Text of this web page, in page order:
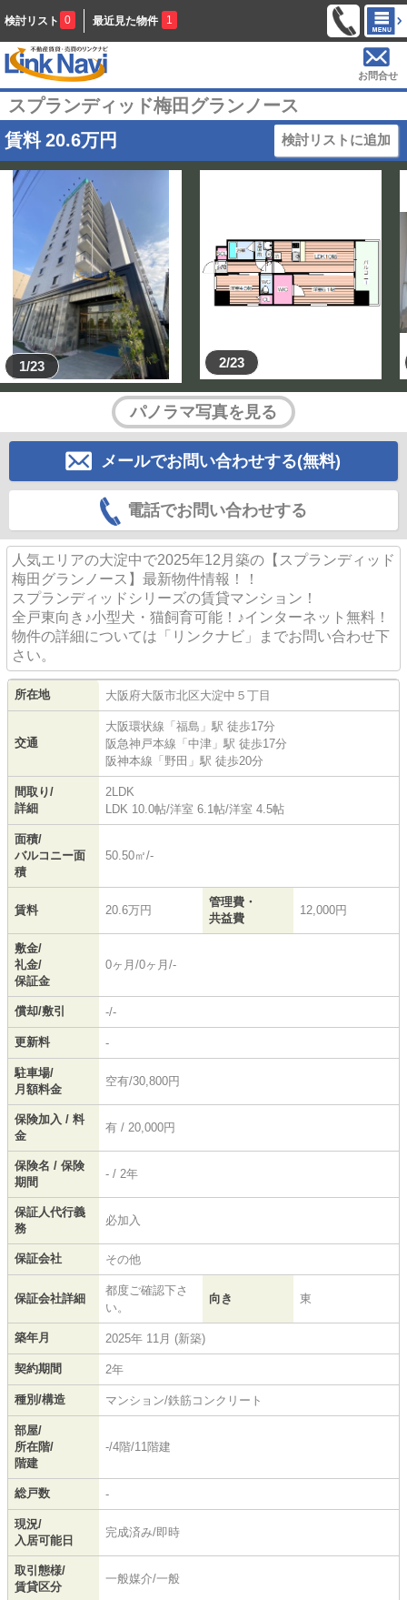
検討リスト 0 最近見た物件 1
お問合せ
スプランディッド梅田グランノース
賃料 20.6万円 検討リストに追加
1/23 2/23
パノラマ写真を見る
メールでお問い合わせする(無料)
電話でお問い合わせする
人気エリアの大淀中で2025年12月築の【スプランディッド
梅田グランノース】最新物件情報！！
スプランディッドシリーズの賃貸マンション！
全戸東向き♪小型犬・猫飼育可能！♪インターネット無料！
物件の詳細については「リンクナビ」までお問い合わせ下
さい。
所在地 大阪府大阪市北区大淀中 ５丁目
交通
大阪環状線 「 福島 」駅 徒歩17分
阪急神戸本線 「 中津 」駅 徒歩17分
阪神本線 「 野田 」駅 徒歩20分
間取り/
詳細
2LDK
LDK 10.0帖/洋室 6.1帖/洋室 4.5帖
面積/
バルコニー面
積
50.50㎡/-
賃料 20.6万円
管理費・
共益費
12,000円
敷金/
礼金/
保証金
0ヶ月/0ヶ月/-
償却/敷引 -/-
更新料 -
駐車場/
月額料金
空有/30,800円
保険加入 / 料
金
有 / 20,000円
保険名 / 保険
期間
- / 2年
保証人代行義
務
必加入
保証会社 その他
保証会社詳細
都度ご確認下さ
い。
向き 東
築年月 2025年 11月 (新築)
契約期間 2年
種別/構造 マンション/鉄筋コンクリート
部屋/
所在階/
階建
-/4階/11階建
総戸数 -
現況/
入居可能日
完成済み/即時
取引態様/
賃貸区分
一般媒介/一般